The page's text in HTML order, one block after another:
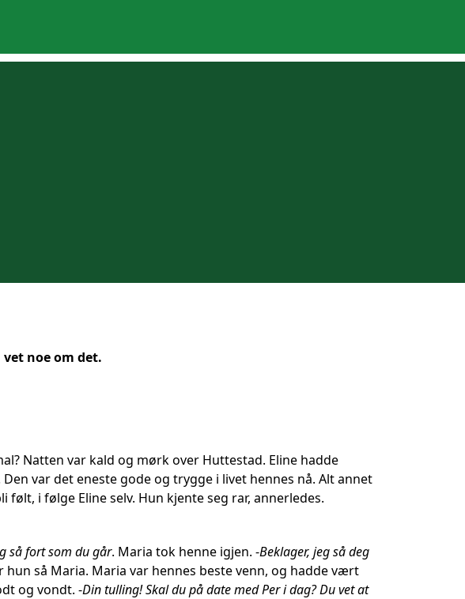
noe om det.
Natten var kald og mørk over Huttestad. Eline hadde
var det eneste gode og trygge i livet hennes nå. Alt annet
i følge Eline selv. Hun kjente seg rar, annerledes.
så fort som du går. Maria tok henne igjen. -Beklager, jeg så deg
så Maria. Maria var hennes beste venn, og hadde vært
og vondt. -Din tulling! Skal du på date med Per i dag? Du vet at